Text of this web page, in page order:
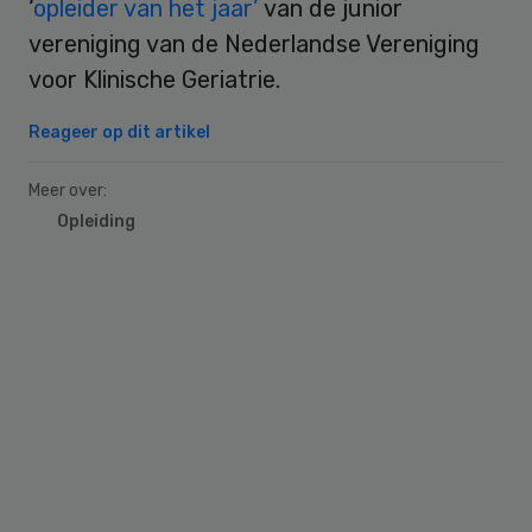
‘opleider van het jaar’ van de junior
vereniging van de Nederlandse Vereniging
voor Klinische Geriatrie.
Reageer op dit artikel
Meer over:
Opleiding